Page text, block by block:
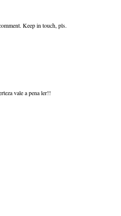
Keep in touch, pls.
vale a pena ler!!